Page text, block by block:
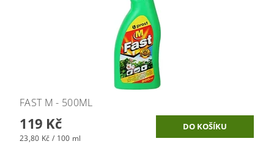
FAST M - 500ML
119 Kč
23,80 Kč / 100 ml